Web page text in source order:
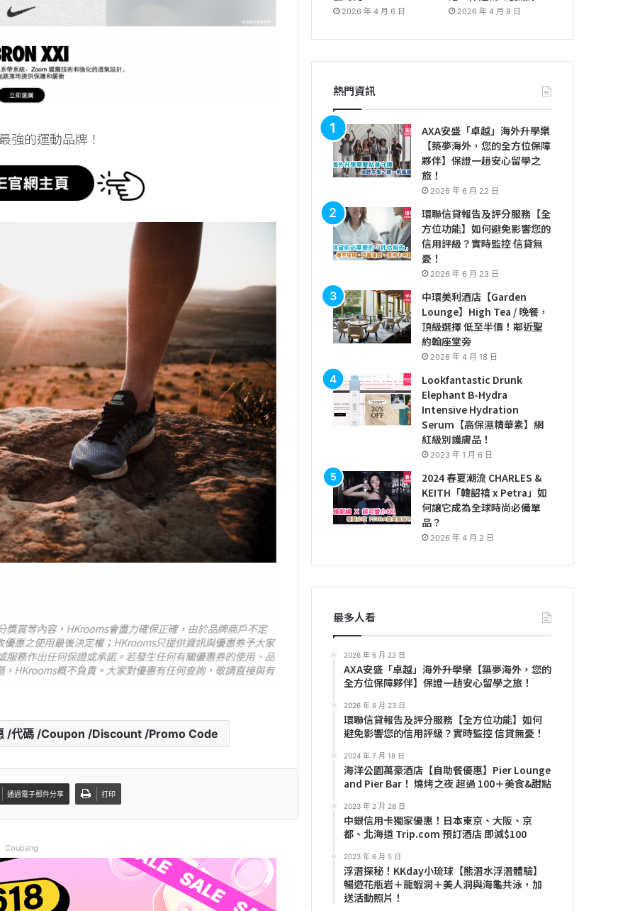
強的運動品牌！
/代碼 /Coupon /Discount /Promo Code
通過電子郵件分享 打印
Coupang
2026 年 4 月 6 日 2026 年 4 月 8 日
熱門資訊
AXA安盛「卓越」海外升學樂
【築夢海外，您的全方位保障
夥伴】保證一趟安心留學之
旅！
2026 年 6 月 22 日
環聯信貸報告及評分服務【全
方位功能】如何避免影響您的
信用評級？實時監控 信貸無
憂！
2026 年 6 月 23 日
中環美利酒店【Garden
Lounge】High Tea / 晚餐，
頂級選擇 低至半價！鄰近聖
約翰座堂旁
2026 年 4 月 18 日
Lookfantastic Drunk
Elephant B-Hydra
Intensive Hydration
Serum【高保濕精華素】網
紅級別護膚品！
2023 年 1 月 6 日
2024 春夏潮流 CHARLES &
KEITH「韓韶禧 x Petra」如
何讓它成為全球時尚必備單
品？
2026 年 4 月 2 日
最多人看
2026 年 6 月 22 日
AXA安盛「卓越」海外升學樂【築夢海外，您的
全方位保障夥伴】保證一趟安心留學之旅！
2026 年 6 月 23 日
環聯信貸報告及評分服務【全方位功能】如何
避免影響您的信用評級？實時監控 信貸無憂！
2024 年 7 月 18 日
海洋公園萬豪酒店【自助餐優惠】Pier Lounge
and Pier Bar！ 燒烤之夜 超過 100＋美食&甜點
2023 年 2 月 28 日
中銀信用卡獨家優惠！日本東京、大阪、京
都、北海道 Trip.com 預訂酒店 即減$100
2023 年 6 月 5 日
浮潛探秘！KKday小琉球【熊潛水浮潛體驗】
暢遊花瓶岩＋龍蝦洞＋美人洞與海龜共泳，加
送活動照片！